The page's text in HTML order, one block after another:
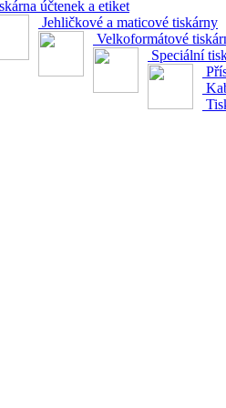
účtenek a etiket
Jehličkové a maticové tiskárny
Velkoformátové
Speciální